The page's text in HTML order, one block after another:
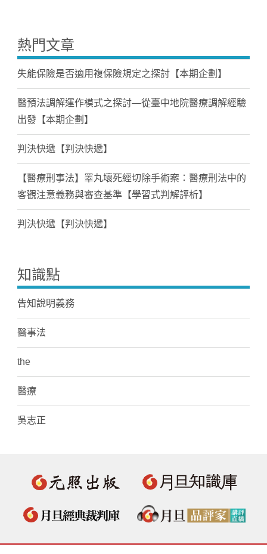
熱門文章
失能保險是否適用複保險規定之探討【本期企劃】
醫預法調解運作模式之探討—從臺中地院醫療調解經驗
出發【本期企劃】
判決快遞【判決快遞】
【醫療刑事法】睪丸壞死經切除手術案：醫療刑法中的
客觀注意義務與審查基準【學習式判解評析】
判決快遞【判決快遞】
知識點
告知說明義務
醫事法
the
醫療
吳志正